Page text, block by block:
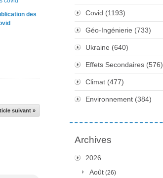
des
suivant »
Covid (1193)
Géo-Ingénierie (733)
Ukraine (640)
Effets Secondaires (576)
Climat (477)
Environnement (384)
Archives
2026
Août (26)